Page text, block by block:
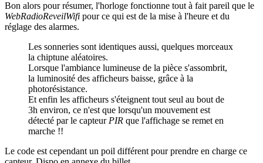
Bon alors pour résumer, l'horloge fonctionne tout à fait pareil que le
WebRadioReveilWifi pour ce qui est de la mise à l'heure et du
réglage des alarmes.
Les sonneries sont identiques aussi, quelques morceaux
la chiptune aléatoires.
Lorsque l'ambiance lumineuse de la pièce s'assombrit,
la luminosité des afficheurs baisse, grâce à la
photorésistance.
Et enfin les afficheurs s'éteignent tout seul au bout de
3h environ, ce n'est que lorsqu'un mouvement est
détecté par le capteurPIR que l'affichage se remet en
marche !!
Le code est cependant un poil différent pour prendre en charge ce